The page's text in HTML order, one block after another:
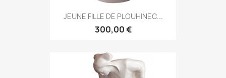
JEUNE FILLE DE PLOUHINEC...
300,00 €